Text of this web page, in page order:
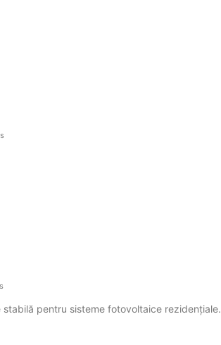
pentru sisteme fotovoltaice rezidențiale.